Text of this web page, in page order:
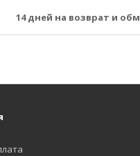
14 дней на возврат и